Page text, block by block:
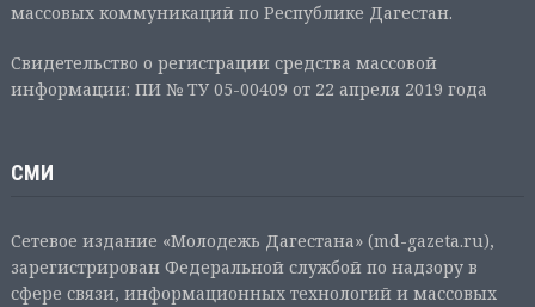
массовых коммуникаций по Республике Дагестан.
Свидетельство о регистрации средства массовой
информации: ПИ № ТУ 05-00409 от 22 апреля 2019 года
СМИ
Сетевое издание «Молодежь Дагестана» (md-gazeta.ru),
зарегистрирован Федеральной службой по надзору в
сфере связи, информационных технологий и массовых